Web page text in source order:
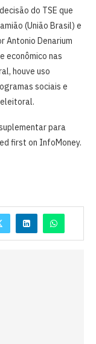
do TSE que
(União Brasil) e
Antonio Denarium
econômico nas
houve uso
sociais e
para
first on InfoMoney.